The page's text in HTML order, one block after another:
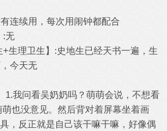
连续用，每次用闹钟都配合
:无
+生理卫生】:史地生已经天书一遍，生
今天无
1.我问看吴奶奶吗？萌萌会说，不想看
也没意见。然后背对着屏幕坐着画
，反正就是自己该干嘛干嘛，好像偶